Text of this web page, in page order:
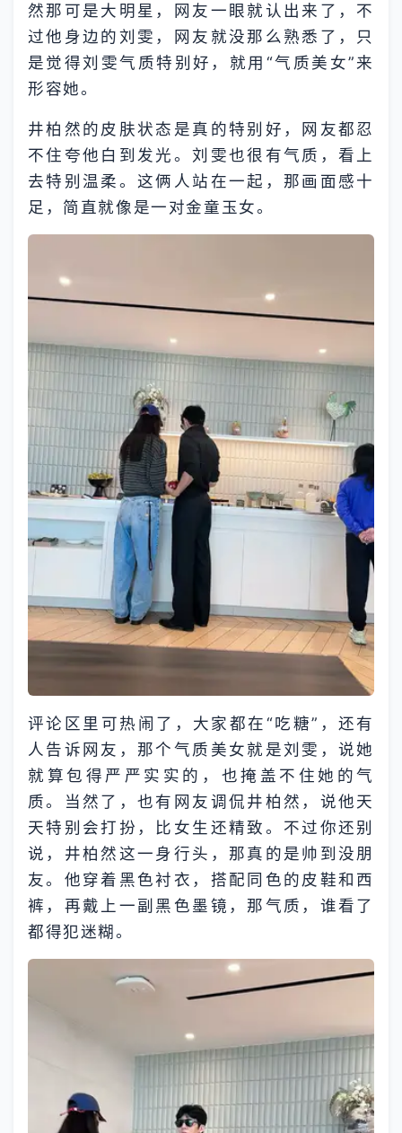
然那可是大明星，网友一眼就认出来了，不
过他身边的刘雯，网友就没那么熟悉了，只
是觉得刘雯气质特别好，就用“气质美女”来
形容她。
井柏然的皮肤状态是真的特别好，网友都忍
不住夸他白到发光。刘雯也很有气质，看上
去特别温柔。这俩人站在一起，那画面感十
足，简直就像是一对金童玉女。
评论区里可热闹了，大家都在“吃糖”，还有
人告诉网友，那个气质美女就是刘雯，说她
就算包得严严实实的，也掩盖不住她的气
质。当然了，也有网友调侃井柏然，说他天
天特别会打扮，比女生还精致。不过你还别
说，井柏然这一身行头，那真的是帅到没朋
友。他穿着黑色衬衣，搭配同色的皮鞋和西
裤，再戴上一副黑色墨镜，那气质，谁看了
都得犯迷糊。